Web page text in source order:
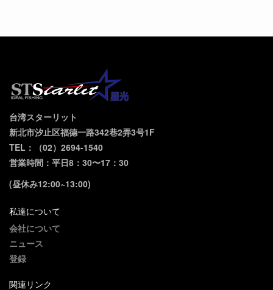
台湾スターリット
新北市汐止区福德一路342巷2弄3号1F
TEL：（02）2694-1540
営業時間：平日8：30〜17：30
(昼休み12:00~13:00)
私達について
会社について
ニュース
登録
関連リンク